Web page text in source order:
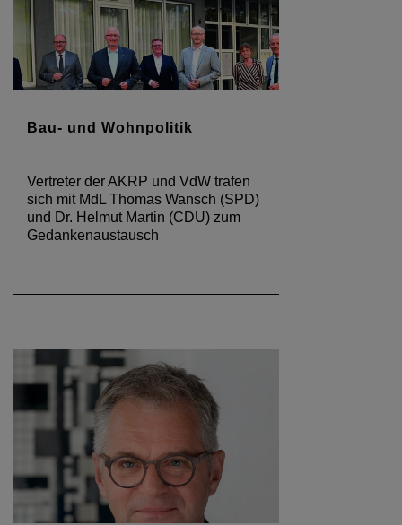
Bau- und Wohnpolitik
Vertreter der AKRP und VdW trafen
sich mit MdL Thomas Wansch (SPD)
und Dr. Helmut Martin (CDU) zum
Gedankenaustausch